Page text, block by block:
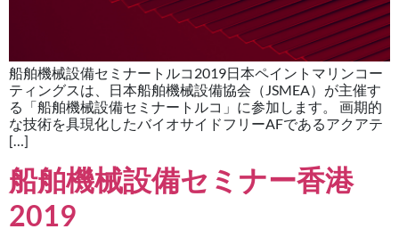
船舶機械設備セミナートルコ2019日本ペイントマリンコー
ティングスは、日本船舶機械設備協会（JSMEA）が主催す
る「船舶機械設備セミナートルコ」に参加します。 画期的
な技術を具現化したバイオサイドフリーAFであるアクアテ
[…]
船舶機械設備セミナー香港
2019